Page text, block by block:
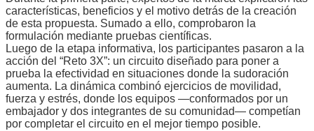
características, beneficios y el motivo detrás de la creación
de esta propuesta. Sumado a ello, comprobaron la
formulación mediante pruebas científicas.
Luego de la etapa informativa, los participantes pasaron a la
acción del “Reto 3X”: un circuito diseñado para poner a
prueba la efectividad en situaciones donde la sudoración
aumenta. La dinámica combinó ejercicios de movilidad,
fuerza y estrés, donde los equipos —conformados por un
embajador y dos integrantes de su comunidad— competían
por completar el circuito en el mejor tiempo posible.